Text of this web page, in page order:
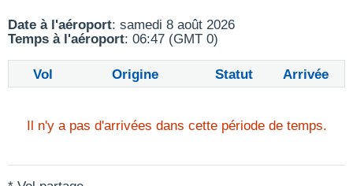
Date à l'aéroport: samedi 8 août 2026
Temps à l'aéroport: 06:47 (GMT 0)
Vol Origine Statut Arrivée
Il n'y a pas d'arrivées dans cette période de temps.